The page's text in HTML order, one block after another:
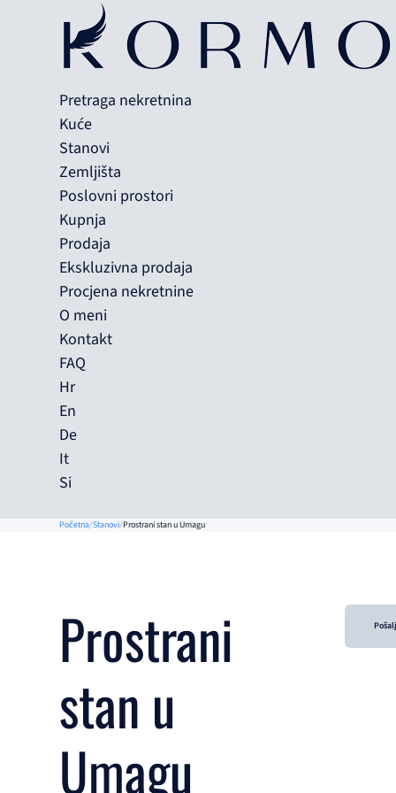
Pretraga nekretnina
Kuće
Stanovi
Zemljišta
Poslovni prostori
Kupnja
Prodaja
Ekskluzivna prodaja
Procjena nekretnine
O meni
Kontakt
FAQ
Hr
En
De
It
Si
Početna Stanovi Prostrani stan u Umagu
Prostrani
stan u
Umagu